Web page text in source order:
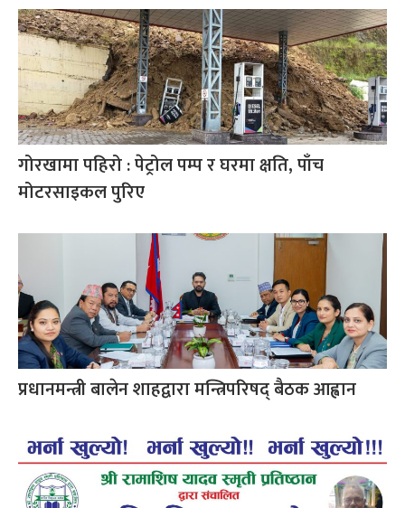
गोरखामा पहिरो : पेट्रोल पम्प र घरमा क्षति, पाँच
मोटरसाइकल पुरिए
प्रधानमन्त्री बालेन शाहद्वारा मन्त्रिपरिषद् बैठक आह्वान